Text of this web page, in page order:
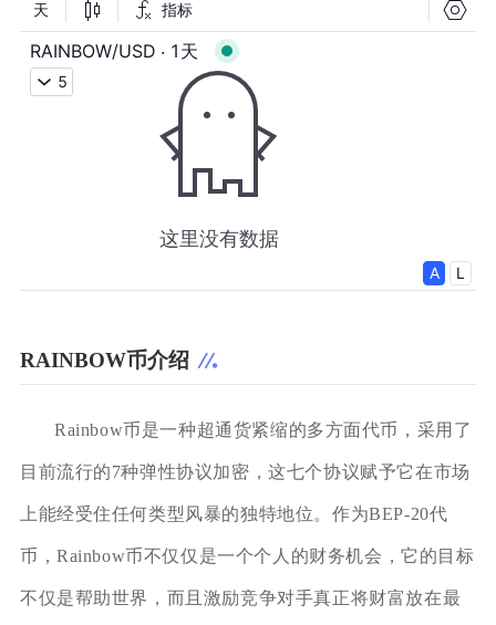
RAINBOW币介绍
Rainbow币是一种超通货紧缩的多方面代币，采用了
目前流行的7种弹性协议加密，这七个协议赋予它在市场
上能经受住任何类型风暴的独特地位。作为BEP-20代
币，Rainbow币不仅仅是一个个人的财务机会，它的目标
不仅是帮助世界，而且激励竞争对手真正将财富放在最